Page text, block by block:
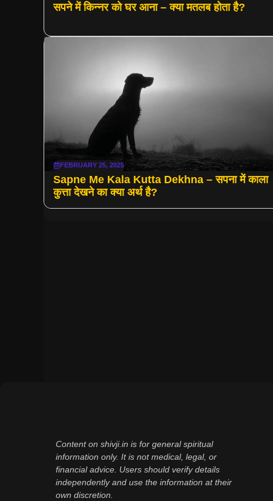
सपने में किन्नर को घर आना – क्या मतलब होता है?
FEBRUARY 25, 2025
Sapne Me Kala Kutta Dekhna – सपना में काला
कुत्ता देखने का क्या अर्थ है?
Content on shivji.in is for general spiritual
information only. It is not medical, legal, or
financial advice. Users should verify details
independently and use the information at their
own discretion.